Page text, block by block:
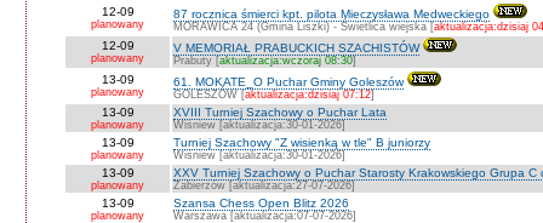
12-09
planowany
87 rocznica śmierci kpt. pilota Mieczysława Medweckiego
MORAWICA 24 (Gmina Liszki) - Świetlica wiejska [aktualizacja:dzisiaj
12-09
planowany
V MEMORIAŁ PRABUCKICH SZACHISTÓW
Prabuty [aktualizacja:wczoraj 08:30]
13-09
planowany
61. MOKATE_O Puchar Gminy Goleszów
GOLESZÓW [aktualizacja:dzisiaj 07:12]
13-09
planowany
XVIII Turniej Szachowy o Puchar Lata
Wiśniew [aktualizacja:30-01-2026]
13-09
planowany
Turniej Szachowy "Z wisienką w tle" B juniorzy
Wiśniew [aktualizacja:30-01-2026]
13-09
planowany
XXV Turniej Szachowy o Puchar Starosty Krakowskiego Grupa C
Zabierzów [aktualizacja:27-07-2026]
13-09
planowany
Szansa Chess Open Blitz 2026
Warszawa [aktualizacja:07-07-2026]